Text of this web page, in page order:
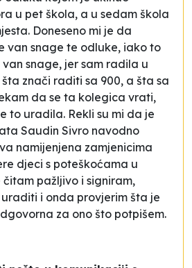
u pet škola, a u sedam škola
Doneseno mi je da
van snage te odluke, iako to
snage, jer sam radila u
znači raditi sa 900, a šta sa
da se ta kolegica vrati,
to uradila. Rekli su mi da je
Saudin Sivro navodno
namijenjena zamjenicima
djeci s poteškoćama u
čitam pažljivo i signiram,
i onda provjerim šta je
za ono što potpišem.